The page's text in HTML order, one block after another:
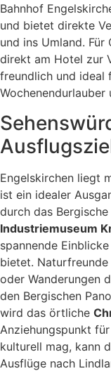
Bahnhof
und bietet direkte
und ins Umland.
direkt am Hotel zur
freundlich und ideal
Wochenendurlauber
Engelskirchen liegt
ist ein idealer
durch das
Industriemuseum
spannende
bietet.
oder Wanderungen
den Bergischen
wird das örtliche
Anziehungspunkt
kulturell mag, kann
Ausflüge nach